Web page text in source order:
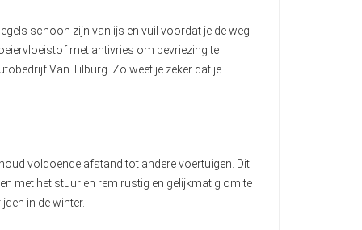
schoon zijn van ijs en vuil voordat je de weg
met antivries om bevriezing te
Van Tilburg. Zo weet je zeker dat je
voldoende afstand tot andere voertuigen. Dit
met het stuur en rem rustig en gelijkmatig om te
in de winter.